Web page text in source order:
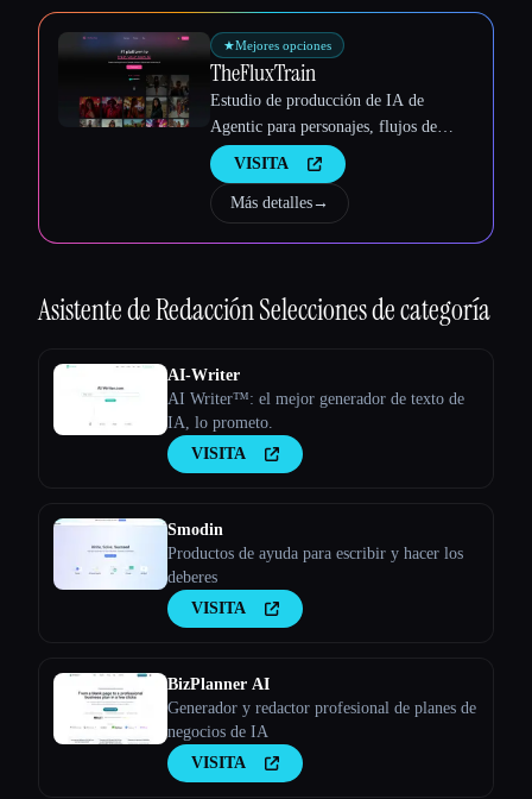
★Mejores opciones
TheFluxTrain
Estudio de producción de IA de
Agentic para personajes, flujos de
trabajo y vídeos coherentes
VISITA
Más detalles→
Asistente de RedacciónSelecciones de categoría
AI-Writer
AI Writer™: el mejor generador de texto de
IA, lo prometo.
VISITA
Smodin
Productos de ayuda para escribir y hacer los
deberes
VISITA
BizPlanner AI
Generador y redactor profesional de planes de
negocios de IA
VISITA